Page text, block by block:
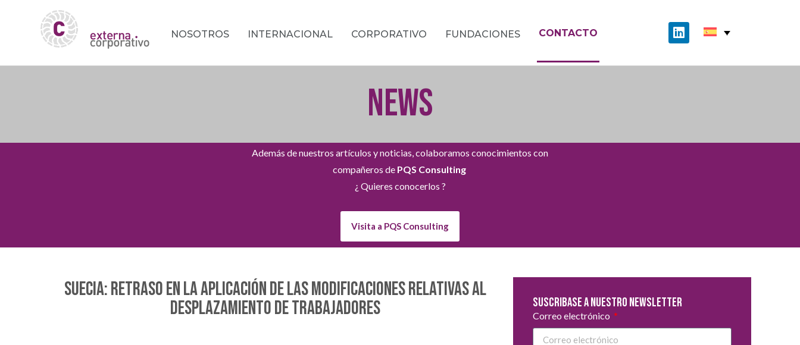
NOSOTROS INTERNACIONAL CORPORATIVO FUNDACIONES CONTACTO
NEWS
Además de nuestros artículos y noticias, colaboramos conocimientos con
compañeros de PQS Consulting
¿ Quieres conocerlos ?
Visita a PQS Consulting
SUECIA: Retraso en la aplicación de las modificaciones relativas al
desplazamiento de trabajadores
Suscribase a nuestro newsletter
Correo electrónico